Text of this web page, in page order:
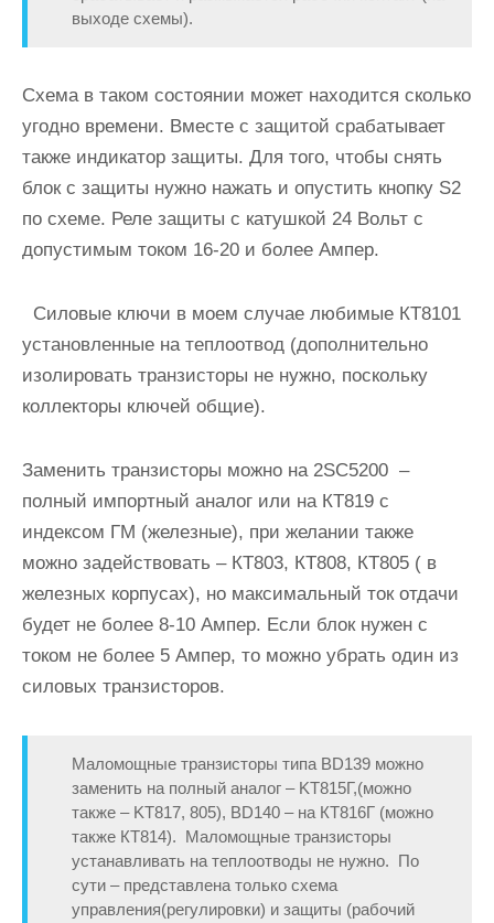
выходе схемы).
Схема в таком состоянии может находится сколько
угодно времени. Вместе с защитой срабатывает
также индикатор защиты. Для того, чтобы снять
блок с защиты нужно нажать и опустить кнопку S2
по схеме. Реле защиты с катушкой 24 Вольт с
допустимым током 16-20 и более Ампер.
Силовые ключи в моем случае любимые КТ8101
установленные на теплоотвод (дополнительно
изолировать транзисторы не нужно, поскольку
коллекторы ключей общие).
Заменить транзисторы можно на 2SC5200 –
полный импортный аналог или на КТ819 с
индексом ГМ (железные), при желании также
можно задействовать – КТ803, КТ808, КТ805 ( в
железных корпусах), но максимальный ток отдачи
будет не более 8-10 Ампер. Если блок нужен с
током не более 5 Ампер, то можно убрать один из
силовых транзисторов.
Маломощные транзисторы типа BD139 можно
заменить на полный аналог – KT815Г,(можно
также – KT817, 805), BD140 – на КТ816Г (можно
также КТ814). Маломощные транзисторы
устанавливать на теплоотводы не нужно. По
сути – представлена только схема
управления(регулировки) и защиты (рабочий